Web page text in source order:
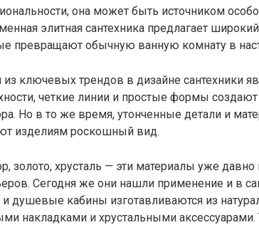
она может быть источником
элитная сантехника предлагает
превращают обычную ванную комнату в
ключевых трендов в дизайне сантехники
четкие линии и простые формы
Но в то же время, утонченные детали и
изделиям роскошный вид.
золото, хрусталь — эти материалы уже давно
Сегодня же они нашли применение и в
душевые кабины изготавливаются из
накладками и хрустальными аксессуарами.